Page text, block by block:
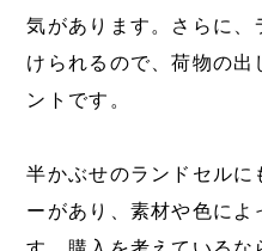
気があります。さらに、
けられるので、荷物の出
ントです。
半かぶせのランドセルに
ーがあり、素材や色によ